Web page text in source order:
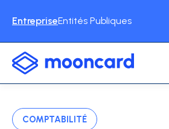
EntrepriseEntités Publiques
COMPTABILITÉ